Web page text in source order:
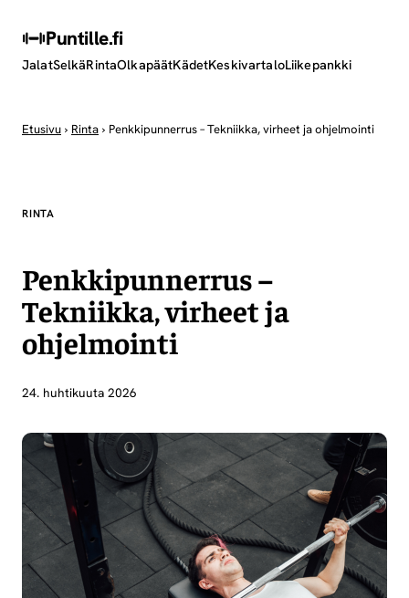
Puntille.fi
JalatSelkäRintaOlkapäätKädetKeskivartaloLiikepankki
Etusivu › Rinta › Penkkipunnerrus – Tekniikka, virheet ja ohjelmointi
RINTA
Penkkipunnerrus –
Tekniikka, virheet ja
ohjelmointi
24. huhtikuuta 2026